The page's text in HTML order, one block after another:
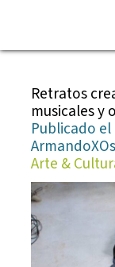
Saltar
contenidoRetratos
musicales y
Publicado
Arte &